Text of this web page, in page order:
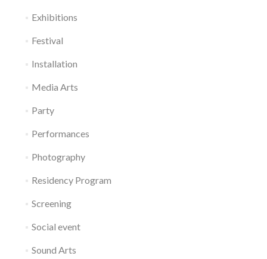
Exhibitions
Festival
Installation
Media Arts
Party
Performances
Photography
Residency Program
Screening
Social event
Sound Arts